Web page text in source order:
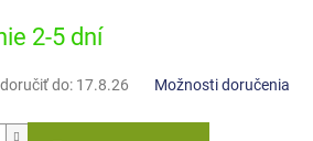
2-5 dní
do: 17.8.26 Možnosti doručenia